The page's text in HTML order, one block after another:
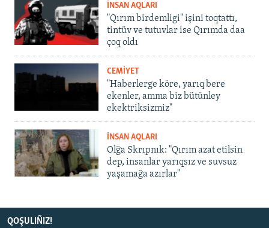
İNSAN AQLARI
"Qırım birdemligi" işini toqtattı,
tintüv ve tutuvlar ise Qırımda daa
çoq oldı
CEMİYET
"Haberlerge köre, yarıq bere
ekenler, amma biz bütünley
ekektriksizmiz"
İNSAN AQLARI
Olğa Skrıpnık: "Qırım azat etilsin
dep, insanlar yarıqsız ve suvsuz
yaşamağa azırlar"
QOŞULIÑIZ!